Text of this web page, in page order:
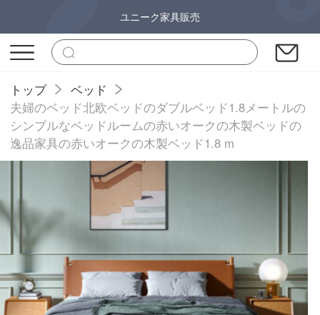
ユニーク家具販売
トップ
ベッド
夫婦のベッド北欧ベッドのダブルベッド1.8メートルの
シンプルなベッドルームの赤いオークの木製ベッドの
逸品家具の赤いオークの木製ベッド1.8 m